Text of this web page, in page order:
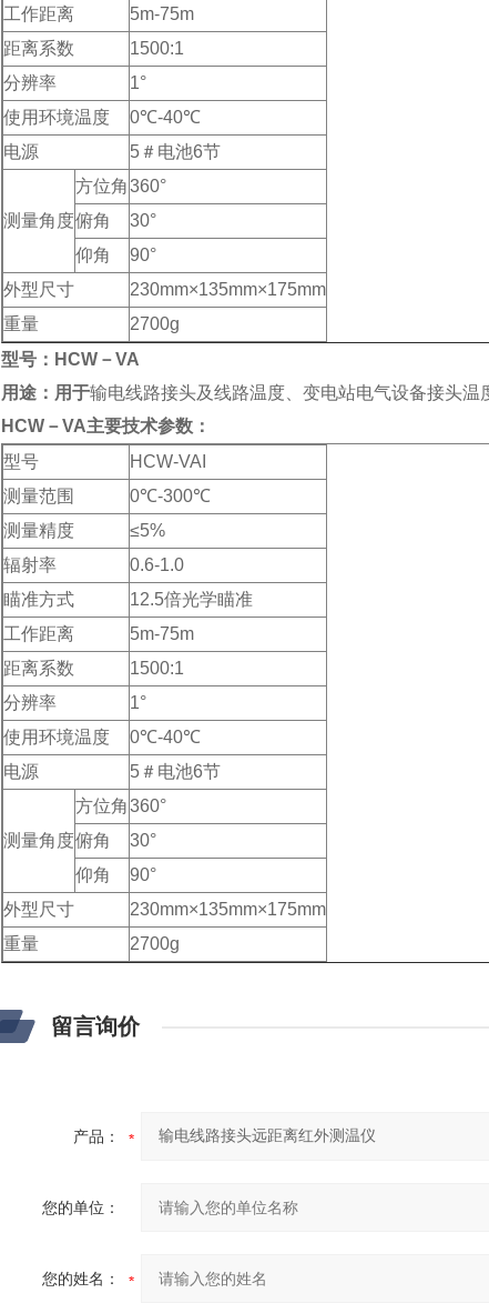
工作距离
5m-75m
距离系数
1500:1
分辨率
1°
使用环境温度
0℃-40℃
电源
5＃电池6节
测量角度
方位角360°
俯角
30°
仰角
90°
外型尺寸
230mm×135mm×175mm
重量
2700g
型号：HCW－VA
用途：用于输电线路接头及线路温度、变电站电气设备接头温
HCW－VA主要技术参数：
型号
HCW-VAI
测量范围
0℃-300℃
测量精度
≤5%
辐射率
0.6-1.0
瞄准方式
12.5倍光学瞄准
工作距离
5m-75m
距离系数
1500:1
分辨率
1°
使用环境温度
0℃-40℃
电源
5＃电池6节
测量角度
方位角360°
俯角
30°
仰角
90°
外型尺寸
230mm×135mm×175mm
重量
2700g
留言询价
产品：
您的单位：
您的姓名：